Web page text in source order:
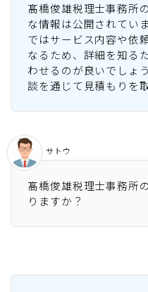
髙橋俊雄税理士事務所
な情報は公開されてい
ではサービス内容や依
なるため、詳細を知る
わせるのが良いでしょ
談を通じて見積もりを
髙橋俊雄税理士事務所
りますか？
サトウ